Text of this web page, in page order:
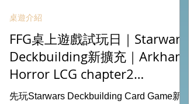
FFG桌上遊戲試玩日｜Starwars
Deckbuilding新擴充｜Arkham
Horror LCG chapter2
INVESTIGATOR deck
先玩Starwars Deckbuilding Card Game新擴
桌遊介紹